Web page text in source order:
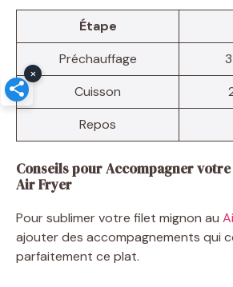
Étape
Préchauffage
Cuisson
Repos
Conseils pour Accompagner
Air Fryer
Pour sublimer votre filet mignon au
ajouter des accompagnements qui
parfaitement ce plat.
×